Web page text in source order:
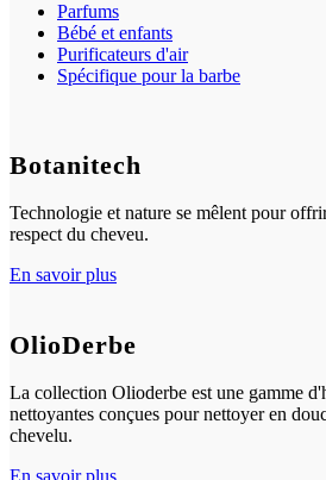
Parfums
Bébé et enfants
Purificateurs d'air
Spécifique pour la barbe
Botanitech
Technologie et nature se mêlent pour
respect du cheveu.
En savoir plus
OlioDerbe
La collection Olioderbe est une gamme
nettoyantes conçues pour nettoyer en
chevelu.